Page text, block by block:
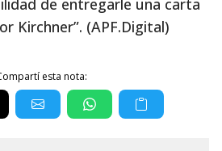
de entregarle una carta
Kirchner”. (APF.Digital)
esta nota: